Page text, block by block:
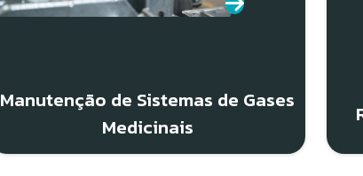
Manutenção de Sistemas de Gases
Medicinais